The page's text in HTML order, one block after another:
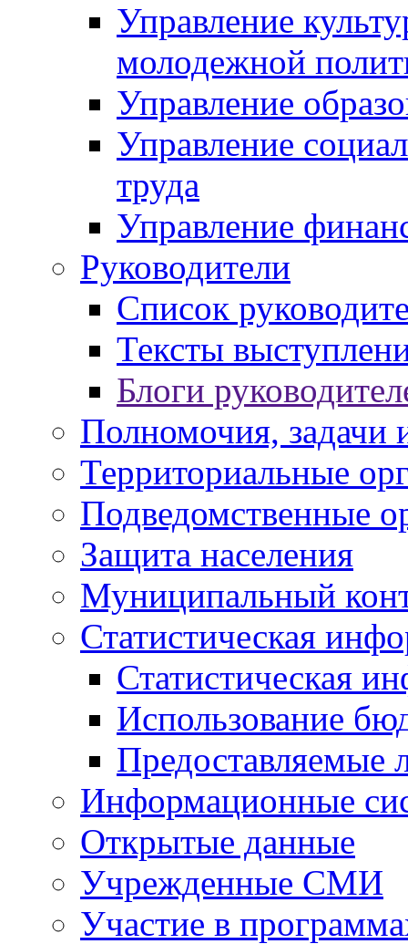
Управление
молодежной
Управление
Управление
труда
Управление
Руководители
Список
Тексты
Блоги
Полномочия, задачи
Территориальные
Подведомственные
Защита населения
Муниципальный
Статистическая
Статистическая
Использование
Предоставляемые
Информационные
Открытые данные
Учрежденные СМИ
Участие в